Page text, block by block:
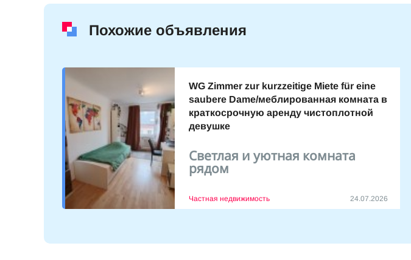
Похожие объявления
WG Zimmer zur kurzzeitige Miete für eine
saubere Dame/меблированная комната в
краткосрочную аренду чистоплотной
девушке
Светлая и уютная комната
рядом
Частная недвижимость 24.07.2026